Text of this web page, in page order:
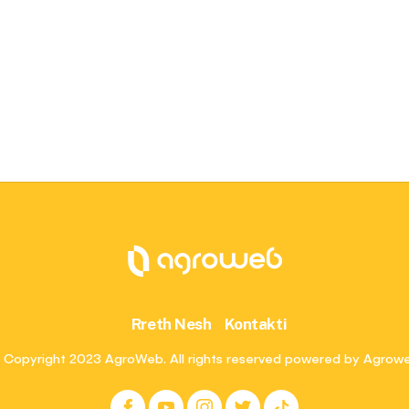
Rreth Nesh Kontakti
2023 AgroWeb. All rights reserved powered by